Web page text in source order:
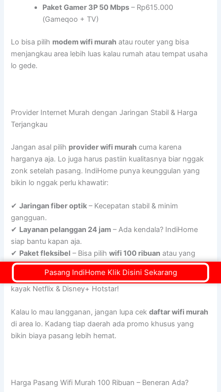
Paket Gamer 3P 50 Mbps – Rp615.000
(Gameqoo + TV)
Lo bisa pilih modem wifi murah atau router yang bisa
menjangkau area lebih luas kalau rumah atau tempat usaha
lo gede.
Provider Internet Murah dengan Jaringan Stabil & Harga
Terjangkau
Jangan asal pilih provider wifi murah cuma karena
harganya aja. Lo juga harus pastiin kualitasnya biar nggak
zonk setelah pasang. IndiHome punya keunggulan yang
bikin lo nggak perlu khawatir:
✔Jaringan fiber optik – Kecepatan stabil & minim
gangguan.
✔ Layanan pelanggan 24 jam – Ada kendala? IndiHome
siap bantu kapan aja.
✔ Paket fleksibel – Bisa pilihwifi 100 ribuan atau yang
lebih kencang.
✔
Promo & bonus langganan– Banyak benefit tambahan,
kayak Netflix & Disney+ Hotstar!
Kalau lo mau langganan, jangan lupa cekdaftar wifi murah
di area lo. Kadang tiap daerah ada promo khusus yang
bikin biaya pasang lebih hemat.
Harga Pasang Wifi Murah 100 Ribuan – Beneran Ada?
Pasang IndiHome Klik Disini Sekarang